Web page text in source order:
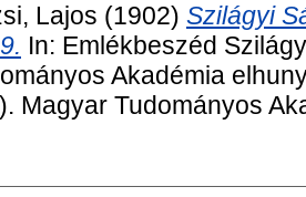
Lajos (1902) Szilágyi
In: Emlékbeszéd
Akadémia
Magyar Tudományos